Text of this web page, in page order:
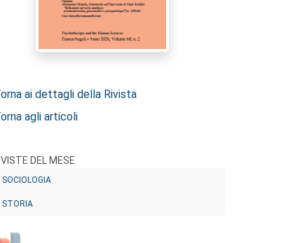
ai dettagli della Rivista
agli articoli
DEL MESE
SOCIOLOGIA
STORIA